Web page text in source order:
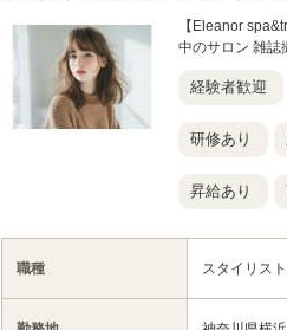
【Eleanor
中のサロン 雑誌
経験者歓迎
研修あり
昇給あり
職種 スタイリスト